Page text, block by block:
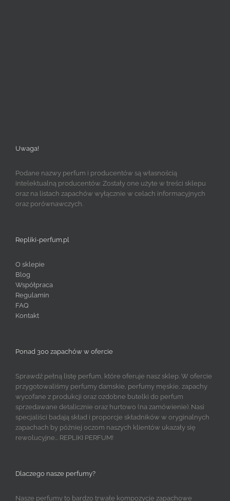
Uwaga!
Podane nazwy perfum i producentów są własnością
intelektualną producentów. Zostały one użyte w treści sklepu
oraz na listach zapachów wyłącznie w celach informacyjnych
oraz porównawczych.
Repliki-perfum.pl
O sklepie
Blog
Współpraca
Regulamin
FAQ
Kontakt
Ponad 300 zapachów w ofercie
Sprawdź pełną listę perfum, które oferuje nasz sklep. W ofercie
przygotowaliśmy perfumy damskie, perfumy męskie, zapachy
wycofane z produkcji oraz ozdobne butelki do perfum
sprzedawane detalicznie oraz hurtowo (na zamówienie). Nasi
specjaliści badają skład i proporcje składników w oryginalnych
zapachach by później oczom naszych klientów ukazały się
rewolucyjne... REPLIKI PERFUM!
Dlaczego nasze perfumy?
Nasze perfumy to bardzo trwałe kompozycje zapachowe